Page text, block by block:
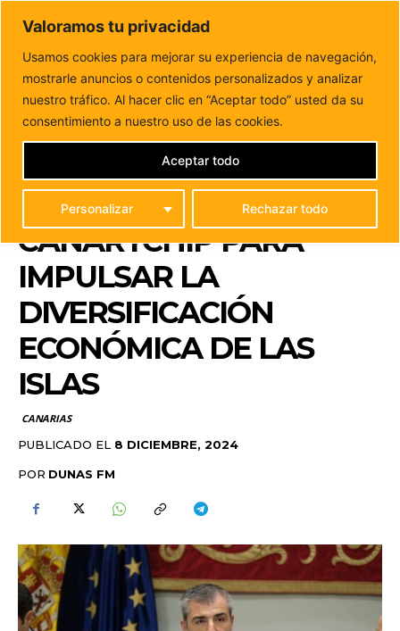
Valoramos tu privacidad
Usamos cookies para mejorar su experiencia de navegación,
mostrarle anuncios o contenidos personalizados y analizar
nuestro tráfico. Al hacer clic en “Aceptar todo” usted da su
consentimiento a nuestro uso de las cookies.
Personalizar Rechazar todo
Aceptar todo
DUNAS FM
Tu informacion de forma cercana
Inicio CANARIAS
Manuel Domínguez apuesta por la
estrategia CanaryChip para impulsar la diversificación
económica...
MANUEL DOMÍNGUEZ
APUESTA POR LA
ESTRATEGIA
CANARYCHIP PARA
IMPULSAR LA
DIVERSIFICACIÓN
ECONÓMICA DE LAS
ISLAS
CANARIAS
PUBLICADO EL 8 DICIEMBRE, 2024
POR DUNAS FM